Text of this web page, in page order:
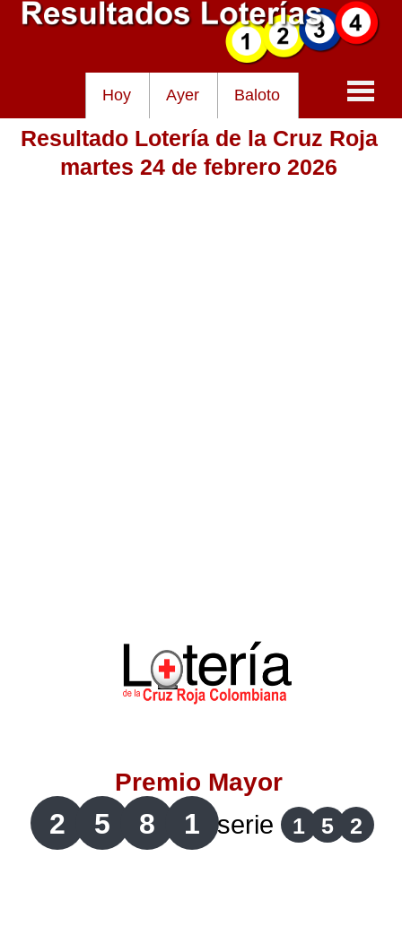
Hoy Ayer Baloto
Baloto
Lotería de Risaralda
Lotería de Santander
Lotería del Cauca
Resultado Lotería de la Cruz Roja
martes 24 de febrero 2026
Premio Mayor
2 5 8 1 serie 1 5 2